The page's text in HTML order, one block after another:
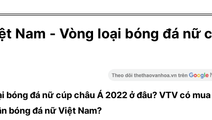
Nam - Vòng loại bóng đá nữ
đá nữ cúp châu Á 2022 ở đâu? VTV có mua
bóng đá nữ Việt Nam?